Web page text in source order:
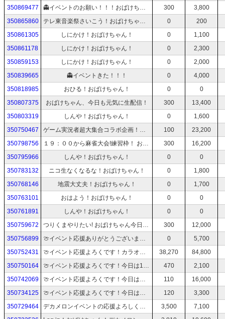
350869477
👻イベントのお願い！！！おばけちゃん！ 300
3,800
350865860
テレ東音楽祭さいこう！おばけちゃん！ 0
200
350861305
しにかけ！おばけちゃん！ 0
1,100
350861178
しにかけ！おばけちゃん！ 0
2,300
350859153
しにかけ！おばけちゃん！ 0
2,000
350839665
👻イベントきた！！！ 0
4,000
350818985
おひる！おばけちゃん！ 0
0
350807375
おばけちゃん、今日も元気に生配信！ 300
13,400
350803319
しんや！おばけちゃん！ 0
1,600
350750467
ゲーム実況者超大集合コラボ企画！『雀魂王決定戦』! おばけちゃん視点！ 100
23,200
350798756
１９：００から麻雀大会!練習枠！ おばけちゃん今日も元気に生配信！ 300
16,200
350795966
しんや！おばけちゃん！ 0
0
350783132
ニコ生なくなるな！おばけちゃん！ 0
1,800
350768146
地震大丈夫！おばけちゃん！ 0
1,700
350763101
おはよう！おばけちゃん！ 0
0
350761891
しんや！おばけちゃん！ 0
0
350759672
つりくまやりたい! おばけちゃん今日も元気に生配信！ 300
12,000
350756899
🍈イベント応援ありがとうございます！！おばけちゃん！ 0
5,700
350752431
🍈イベント応援よろくです！カラオケだよ！おばけちゃん！ 38,270
84,800
350750164
🍈イベント応援よろくです！今日は19:00くらいからカラオケ！ちょっとだけ！おばけちゃん！ 470
2,100
350742069
🍈イベント応援よろくです！今日は夜はおやすみ！ちょっとだけ！おばけちゃん！ 110
16,000
350734125
🍈イベント応援よろくです！今日は夜はおやすみ！ちょっとだけ！おばけちゃん！ 120
3,300
350729464
デカメロンイベントの応援よろしくお願いします！おばけちゃん今日も元気に生配信！ 3,500
7,100